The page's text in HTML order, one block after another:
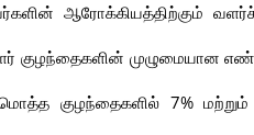
ஆரோக்கியத்திற்கும்
குழந்தைகளின் முழுமையான
குழந்தைகளில் 7% மற்றும்